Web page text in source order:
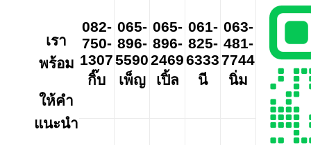
เรา
พร้อม
ให้คำ
แนะนำ
082-
750-
1307
กิ๊บ
065-
896-
5590
เพ็ญ
065-
896-
2469
เปิ้ล
061-
825-
6333
นี
063-
481-
7744
นิ่ม